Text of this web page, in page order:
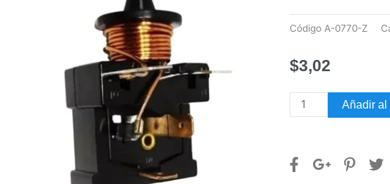
Código A-0770-Z
$3,02
RELAY
DE
DANFOSS
Añadir al